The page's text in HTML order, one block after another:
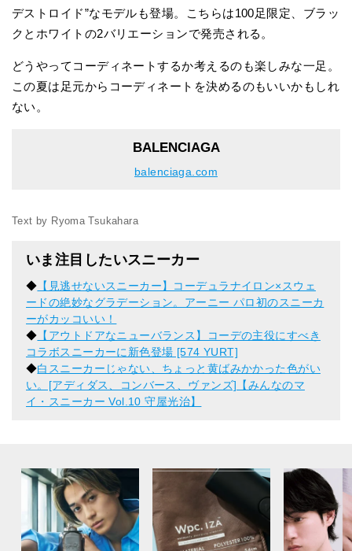
デストロイド”なモデルも登場。こちらは100足限定、ブラッ
クとホワイトの2バリエーションで発売される。
どうやってコーディネートするか考えるのも楽しみな一足。
この夏は足元からコーディネートを決めるのもいいかもしれ
ない。
BALENCIAGA
balenciaga.com
Text by Ryoma Tsukahara
いま注目したいスニーカー
◆ 【見逃せないスニーカー】コーデュラナイロン×スウェ
ードの絶妙なグラデーション。アーニー パロ初のスニーカ
ーがカッコいい！
◆ 【アウトドアなニューバランス】コーデの主役にすべき
コラボスニーカーに新色登場 [574 YURT]
◆白スニーカーじゃない、ちょっと黄ばみかかった色がい
い。[アディダス、コンバース、ヴァンズ]【みんなのマ
イ・スニーカー Vol.10 守屋光治】